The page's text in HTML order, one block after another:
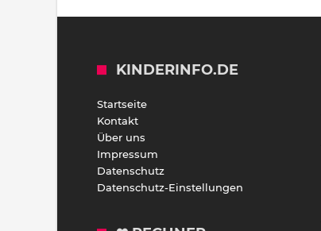
KINDERINFO.DE
Startseite
Kontakt
Über uns
Impressum
Datenschutz
Datenschutz-Einstellungen